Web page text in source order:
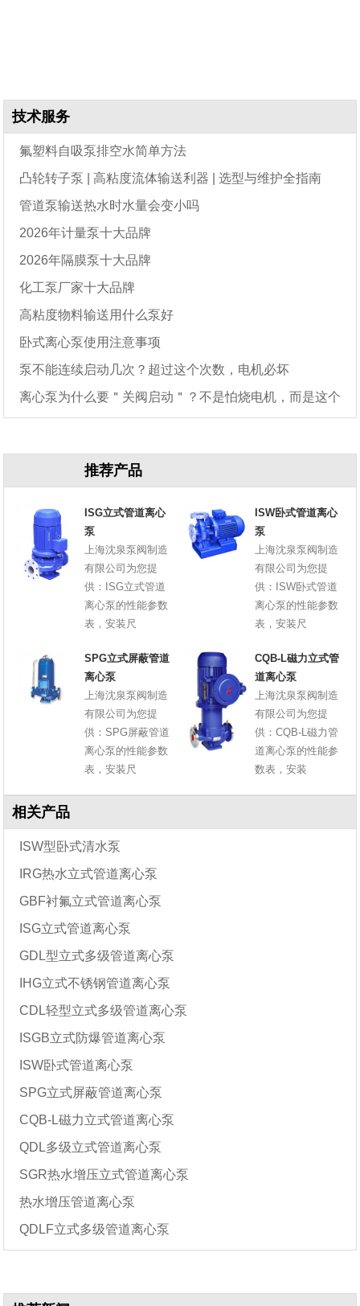
技术服务
氟塑料自吸泵排空水简单方法
凸轮转子泵 | 高粘度流体输送利器 | 选型与维护全指南
管道泵输送热水时水量会变小吗
2026年计量泵十大品牌
2026年隔膜泵十大品牌
化工泵厂家十大品牌
高粘度物料输送用什么泵好
卧式离心泵使用注意事项
泵不能连续启动几次？超过这个次数，电机必坏
离心泵为什么要＂关阀启动＂？不是怕烧电机，而是这个
推荐产品
ISG立式管道离心
泵
上海沈泉泵阀制造
有限公司为您提
供：ISG立式管道
离心泵的性能参数
表，安装尺
ISW卧式管道离心
泵
上海沈泉泵阀制造
有限公司为您提
供：ISW卧式管道
离心泵的性能参数
表，安装尺
SPG立式屏蔽管道
离心泵
上海沈泉泵阀制造
有限公司为您提
供：SPG屏蔽管道
离心泵的性能参数
表，安装尺
CQB-L磁力立式管
道离心泵
上海沈泉泵阀制造
有限公司为您提
供：CQB-L磁力管
道离心泵的性能参
数表，安装
相关产品
ISW型卧式清水泵
IRG热水立式管道离心泵
GBF衬氟立式管道离心泵
ISG立式管道离心泵
GDL型立式多级管道离心泵
IHG立式不锈钢管道离心泵
CDL轻型立式多级管道离心泵
ISGB立式防爆管道离心泵
ISW卧式管道离心泵
SPG立式屏蔽管道离心泵
CQB-L磁力立式管道离心泵
QDL多级立式管道离心泵
SGR热水增压立式管道离心泵
热水增压管道离心泵
QDLF立式多级管道离心泵